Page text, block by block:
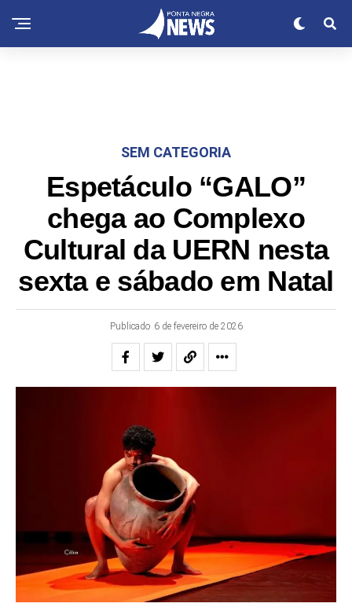
SEM CATEGORIA
Espetáculo “GALO”
chega ao Complexo
Cultural da UERN nesta
sexta e sábado em Natal
Publicado 6 de fevereiro de 2026